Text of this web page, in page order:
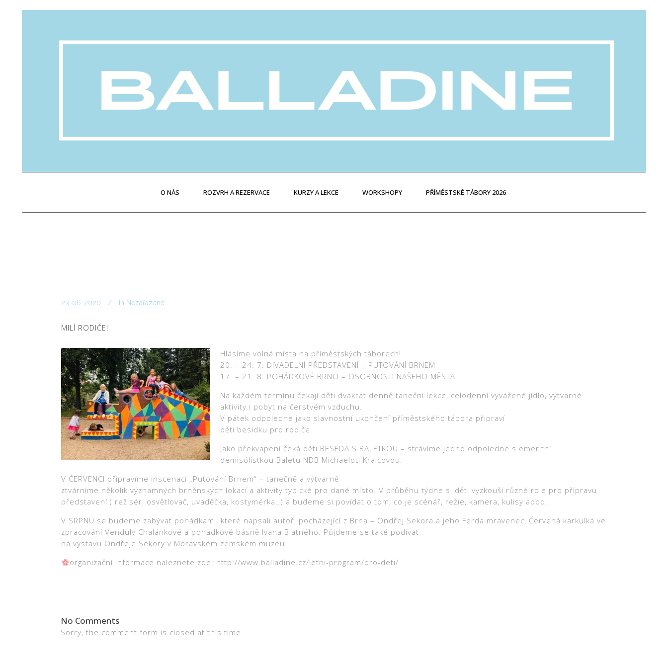
O NÁS ROZVRH A REZERVACE KURZY A LEKCE WORKSHOPY PŘÍMĚSTSKÉ TÁBORY 2026
23-06-2020 In Nezařazené
MILÍ RODIČE!
Hlásíme volná místa na příměstských táborech!
20. – 24. 7. DIVADELNÍ PŘEDSTAVENÍ – PUTOVÁNÍ BRNEM
17. – 21. 8. POHÁDKOVÉ BRNO – OSOBNOSTI NAŠEHO MĚSTA
Na každém termínu čekají děti dvakrát denně taneční lekce, celodenní vyvážené jídlo, výtvarné
aktivity i pobyt na čerstvém vzduchu.
V pátek odpoledne jako slavnostní ukončení příměstského tábora připraví
děti besídku pro rodiče.
Jako překvapení čeká děti BESEDA S BALETKOU – strávíme jedno odpoledne s emeritní
demisólistkou Baletu NDB Michaelou Krajčovou.
V ČERVENCI připravíme inscenaci „Putování Brnem“ – tanečně a výtvarně
ztvárníme několik významných brněnských lokací a aktivity typické pro dané místo. V průběhu týdne si děti vyzkouší různé role pro přípravu
představení ( režisér, osvětlovač, uvaděčka, kostymérka..) a budeme si povídat o tom, co je scénář, režie, kamera, kulisy apod.
V SRPNU se budeme zabývat pohádkami, které napsali autoři pocházející z Brna – Ondřej Sekora a jeho Ferda mravenec, Červená karkulka ve
zpracování Venduly Chalánkové a pohádkové básně Ivana Blatného. Půjdeme se také podívat
na výstavu Ondřeje Sekory v Moravském zemském muzeu.
organizační informace naleznete zde: http://www.balladine.cz/letni-program/pro-deti/
No Comments
Sorry, the comment form is closed at this time.